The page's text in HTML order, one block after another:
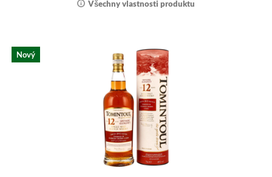
Všechny vlastnosti produktu
Nový